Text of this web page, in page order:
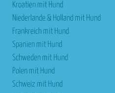
Kroatien mit Hund
Niederlande & Holland mit Hund
Frankreich mit Hund
Spanien mit Hund
Schweden mit Hund
Polen mit Hund
Schweiz mit Hund